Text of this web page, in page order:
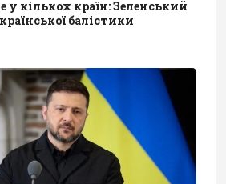
у кількох країн: Зеленський
балістики